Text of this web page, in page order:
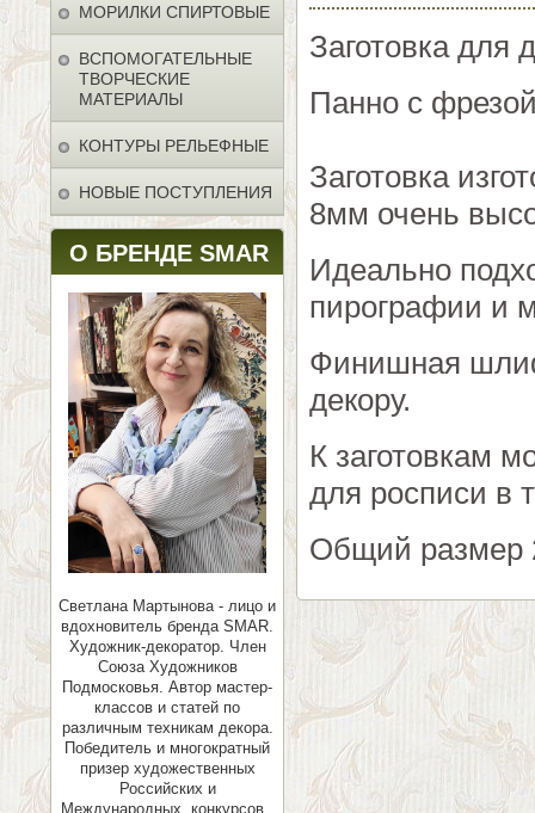
МОРИЛКИ СПИРТОВЫЕ
ВСПОМОГАТЕЛЬНЫЕ
ТВОРЧЕСКИЕ
МАТЕРИАЛЫ
КОНТУРЫ РЕЛЬЕФНЫЕ
НОВЫЕ ПОСТУПЛЕНИЯ
О БРЕНДЕ SMAR
Светлана Мартынова - лицо и
вдохновитель бренда SMAR.
Художник-декоратор. Член
Союза Художников
Подмосковья. Автор мастер-
классов и статей по
различным техникам декора.
Победитель и многократный
призер художественных
Российских и
Международных конкурсов.
Заготовка для
Панно с
Заготовка
8мм очень
Идеально
пирографии и
Финишная
декору.
К заготовкам
для росписи в
Общий размер